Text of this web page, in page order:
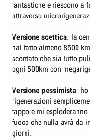
fantastiche e riescono a
attraverso
Versione scettica: la
hai fatto almeno 8500
scontato che sia tutto
ogni 500km con
Versione pessimista: ho
rigenerazioni
tappo e mi
fuoco che nulla avrà da
giorni.